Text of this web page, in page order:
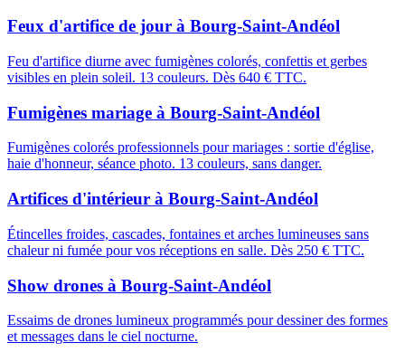
Feux d'artifice de jour à Bourg-Saint-Andéol
Feu d'artifice diurne avec fumigènes colorés, confettis et gerbes
visibles en plein soleil. 13 couleurs. Dès 640 € TTC.
Fumigènes mariage à Bourg-Saint-Andéol
Fumigènes colorés professionnels pour mariages : sortie d'église,
haie d'honneur, séance photo. 13 couleurs, sans danger.
Artifices d'intérieur à Bourg-Saint-Andéol
Étincelles froides, cascades, fontaines et arches lumineuses sans
chaleur ni fumée pour vos réceptions en salle. Dès 250 € TTC.
Show drones à Bourg-Saint-Andéol
Essaims de drones lumineux programmés pour dessiner des formes
et messages dans le ciel nocturne.